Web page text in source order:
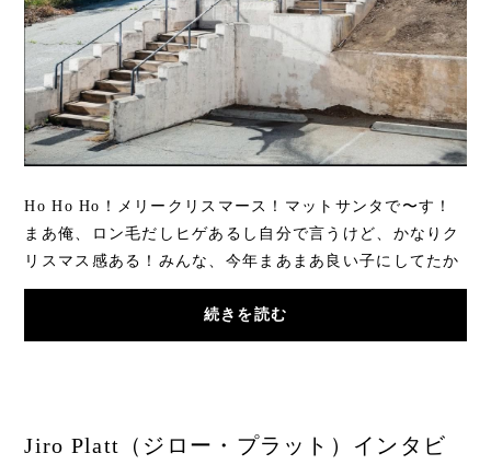
Ho Ho Ho！メリークリスマース！マットサンタで〜す！
まあ俺、ロン毛だしヒゲあるし自分で言うけど、かなりク
リスマス感ある！みんな、今年まあまあ良い子にしてたか
らプレゼントをちゃんと持ってきたよ！まさか...
続きを読む
Jiro Platt（ジロー・プラット）インタビ